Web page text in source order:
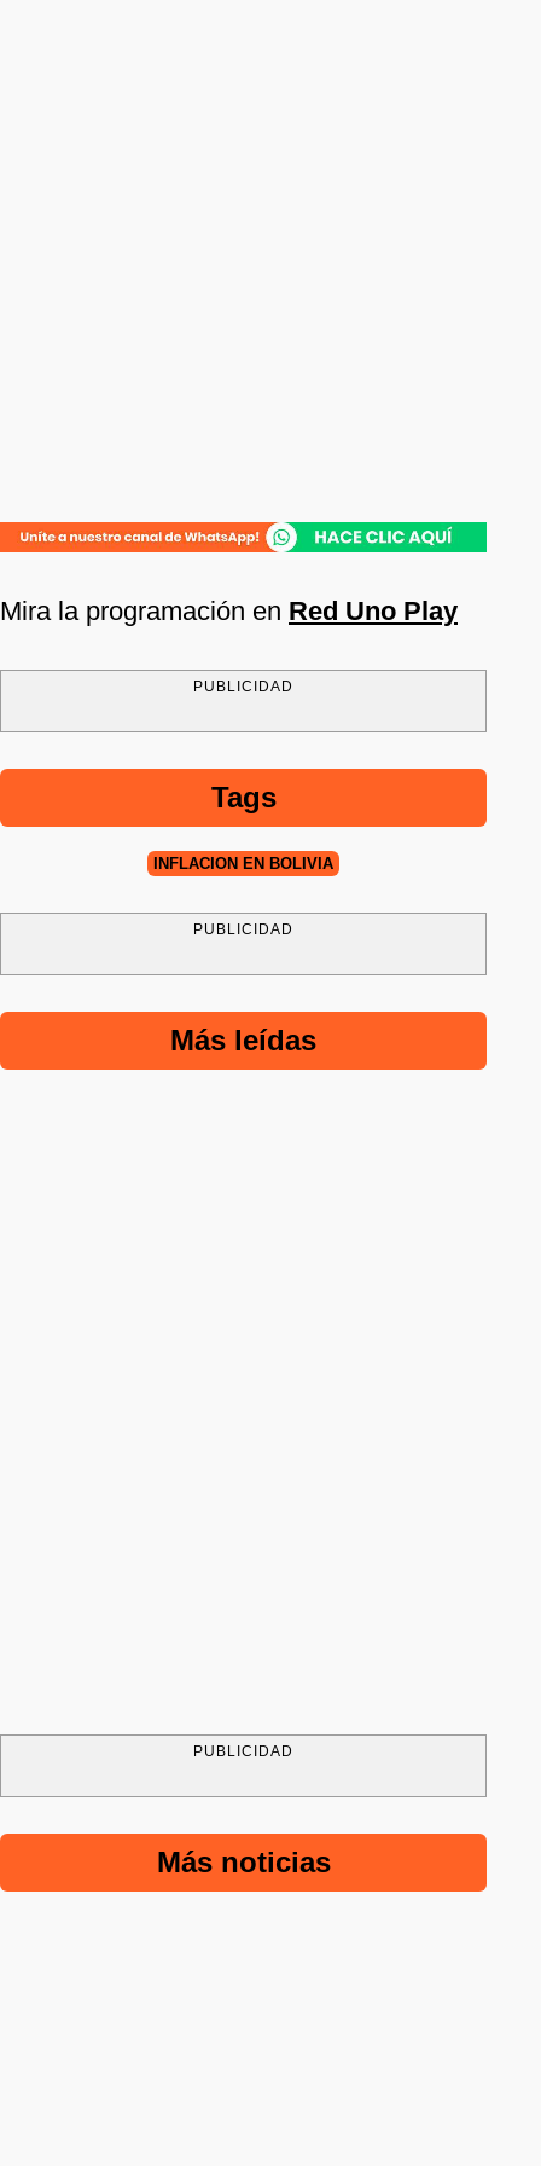
Mira la programación en Red Uno Play
PUBLICIDAD
Tags
INFLACIÓN EN BOLIVIA
PUBLICIDAD
Más leídas
PUBLICIDAD
Más noticias